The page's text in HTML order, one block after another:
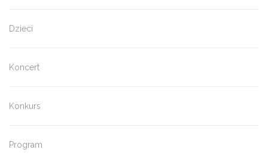
Dzieci
Koncert
Konkurs
Program